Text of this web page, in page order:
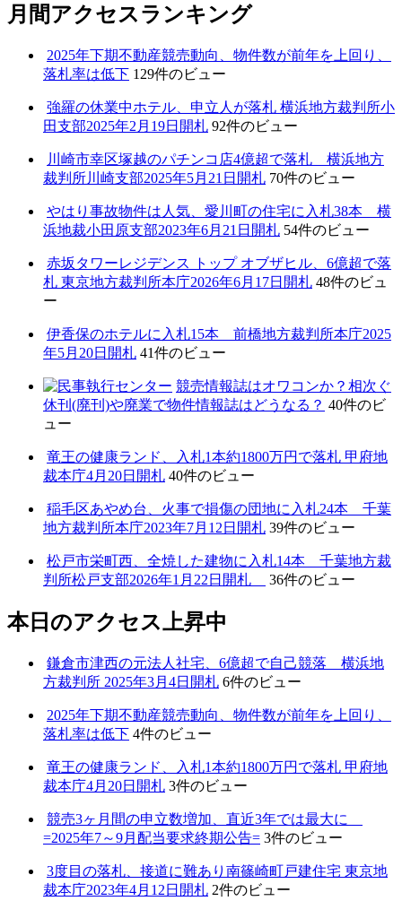
月間アクセスランキング
2025年下期不動産競売動向、物件数が前年を上回り、
落札率は低下 129件のビュー
強羅の休業中ホテル、申立人が落札 横浜地方裁判所小
田支部2025年2月19日開札 92件のビュー
川崎市幸区塚越のパチンコ店4億超で落札 横浜地方
裁判所川崎支部2025年5月21日開札 70件のビュー
やはり事故物件は人気、愛川町の住宅に入札38本 横
浜地裁小田原支部2023年6月21日開札 54件のビュー
赤坂タワーレジデンス トップ オブザヒル、6億超で落
札 東京地方裁判所本庁2026年6月17日開札 48件のビュ
ー
伊香保のホテルに入札15本 前橋地方裁判所本庁2025
年5月20日開札 41件のビュー
競売情報誌はオワコンか？相次ぐ
休刊(廃刊)や廃業で物件情報誌はどうなる？ 40件のビ
ュー
竜王の健康ランド、入札1本約1800万円で落札 甲府地
裁本庁4月20日開札 40件のビュー
稲毛区あやめ台、火事で損傷の団地に入札24本 千葉
地方裁判所本庁2023年7月12日開札 39件のビュー
松戸市栄町西、全焼した建物に入札14本 千葉地方裁
判所松戸支部2026年1月22日開札
36件のビュー
本日のアクセス上昇中
鎌倉市津西の元法人社宅、6億超で自己競落 横浜地
方裁判所 2025年3月4日開札 6件のビュー
2025年下期不動産競売動向、物件数が前年を上回り、
落札率は低下 4件のビュー
竜王の健康ランド、入札1本約1800万円で落札 甲府地
裁本庁4月20日開札 3件のビュー
競売3ヶ月間の申立数増加、直近3年では最大に
=2025年7～9月配当要求終期公告= 3件のビュー
3度目の落札、接道に難あり南篠崎町戸建住宅 東京地
裁本庁2023年4月12日開札 2件のビュー